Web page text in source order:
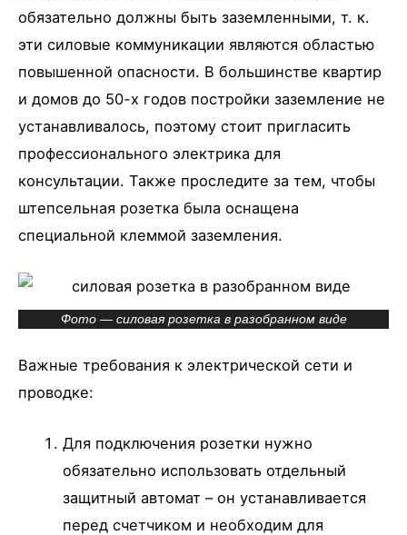
обязательно должны быть заземленными, т. к.
эти силовые коммуникации являются областью
повышенной опасности. В большинстве квартир
и домов до 50-х годов постройки заземление не
устанавливалось, поэтому стоит пригласить
профессионального электрика для
консультации. Также проследите за тем, чтобы
штепсельная розетка была оснащена
специальной клеммой заземления.
Фото — силовая розетка в разобранном виде
Важные требования к электрической сети и
проводке:
Для подключения розетки нужно
обязательно использовать отдельный
защитный автомат – он устанавливается
перед счетчиком и необходим для